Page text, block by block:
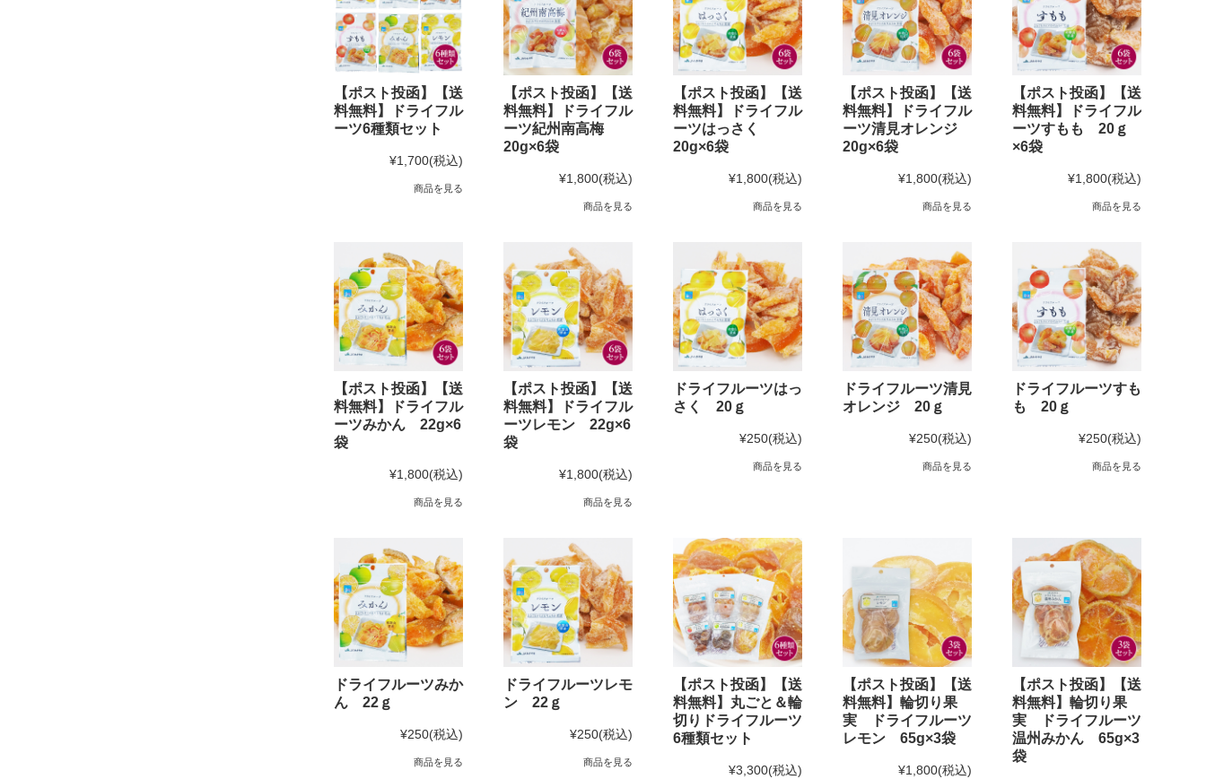
【ポスト投函】【送
料無料】ドライフル
ーツ6種類セット
¥1,700(税込)
商品を見る
【ポスト投函】【送
料無料】ドライフル
ーツ紀州南高梅
20g×6袋
¥1,800(税込)
商品を見る
【ポスト投函】【送
料無料】ドライフル
ーツはっさく
20g×6袋
¥1,800(税込)
商品を見る
【ポスト投函】【送
料無料】ドライフル
ーツ清見オレンジ
20g×6袋
¥1,800(税込)
商品を見る
【ポスト投函】【送
料無料】ドライフル
ーツすもも 20ｇ
×6袋
¥1,800(税込)
商品を見る
【ポスト投函】【送
料無料】ドライフル
ーツみかん 22g×6
袋
¥1,800(税込)
商品を見る
【ポスト投函】【送
料無料】ドライフル
ーツレモン 22g×6
袋
¥1,800(税込)
商品を見る
ドライフルーツはっ
さく 20ｇ
¥250(税込)
商品を見る
ドライフルーツ清見
オレンジ 20ｇ
¥250(税込)
商品を見る
ドライフルーツすも
も 20ｇ
¥250(税込)
商品を見る
ドライフルーツみか
ん 22ｇ
¥250(税込)
商品を見る
ドライフルーツレモ
ン 22ｇ
¥250(税込)
商品を見る
【ポスト投函】【送
料無料】丸ごと＆輪
切りドライフルーツ
6種類セット
¥3,300(税込)
【ポスト投函】【送
料無料】輪切り果
実 ドライフルーツ
レモン 65g×3袋
¥1,800(税込)
【ポスト投函】【送
料無料】輪切り果
実 ドライフルーツ
温州みかん 65g×3
袋